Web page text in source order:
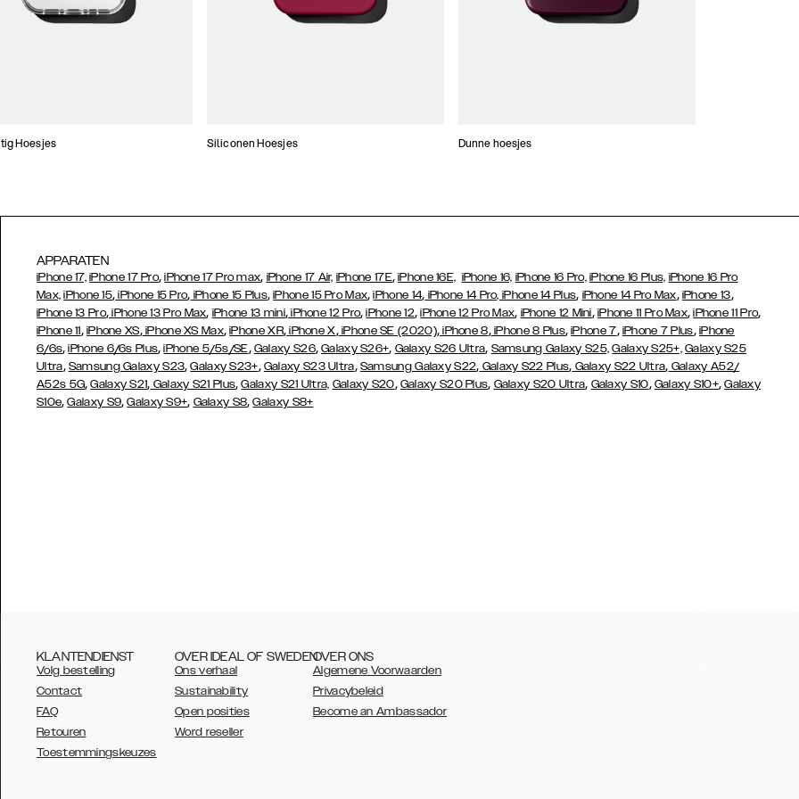
Hoesjes Siliconen Hoesjes Dunne hoesjes
APPARATEN
iPhone 17, iPhone 17 Pro,iPhone 17 Pro max, iPhone 17 Air, iPhone 17E,iPhone 16E, iPhone 16, iPhone 16 Pro, iPhone 16 Plus, iPhone 16 Pro
Max, iPhone 15, iPhone 15 Pro, iPhone 15 Plus,iPhone 15 Pro Max,iPhone 14, iPhone 14 Pro, iPhone 14 Plus, iPhone 14 Pro Max, iPhone 13,
iPhone 13 Pro, iPhone 13 Pro Max, iPhone 13 mini,iPhone 12 Pro,iPhone 12,iPhone 12 Pro Max, iPhone 12 Mini, iPhone 11 Pro Max,iPhone 11 Pro,
iPhone 11, iPhone XS,iPhone XS Max,iPhone XR,iPhone X,iPhone SE (2020),iPhone 8,iPhone 8 Plus,iPhone 7, iPhone 7 Plus, iPhone
6/6s,iPhone 6/6s Plus,iPhone 5/5s/SE, Galaxy S26,Galaxy S26+, Galaxy S26 Ultra, Samsung Galaxy S25, Galaxy S25+, Galaxy S25
Ultra, Samsung Galaxy S23,Galaxy S23+, Galaxy S23 Ultra, Samsung Galaxy S22, Galaxy S22 Plus, Galaxy S22 Ultra, Galaxy A52/
A52s 5G,Galaxy S21, Galaxy S21 Plus,Galaxy S21 Ultra, Galaxy S20, Galaxy S20 Plus, Galaxy S20 Ultra, Galaxy S10, Galaxy S10+,Galaxy
S10e,Galaxy S9,Galaxy S9+, Galaxy S8,Galaxy S8+
KLANTENDIENST
Volg bestelling
Contact
FAQ
Retouren
Toestemmingskeuzes
OVER IDEAL OF SWEDEN
Ons verhaal
Sustainability
Open posities
Word reseller
OVER ONS
Algemene Voorwaarden
Privacybeleid
Become an Ambassador
AUSTRALIA